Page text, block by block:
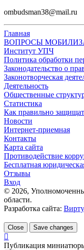
ombudsman38@mail.ru
Главная
ВОПРОСЫ
Институт УПЧ
Политика обработки
Законодательство о
Законотворческая
Деятельность
Общественные
Статистика
Как правильно
Новости
Интернет-приемная
Контакты
Карта сайта
Противодействие
Бесплатная
Отзывы
Вход
© 2026,
области.
Разработка сайта:
Close Save changes
Публикация